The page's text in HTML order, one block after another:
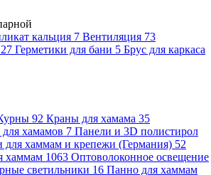
кальция 7 Вентиляция 73
27 Герметики для бани 5 Брус для каркаса
92 Краны для хамама 35
хамамов 7 Панели и 3D полистирол
для хаммам и крепежи (Германия) 52
хаммам 1063 Оптоволоконное освещение
светильники 16 Панно для хаммам